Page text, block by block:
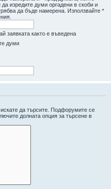
изредите думи оргадени в скоби и
да бъде намерена. Използвайте *
заявката както е въведена
думи
да търсите. Подфорумите се
долната опция за търсене в